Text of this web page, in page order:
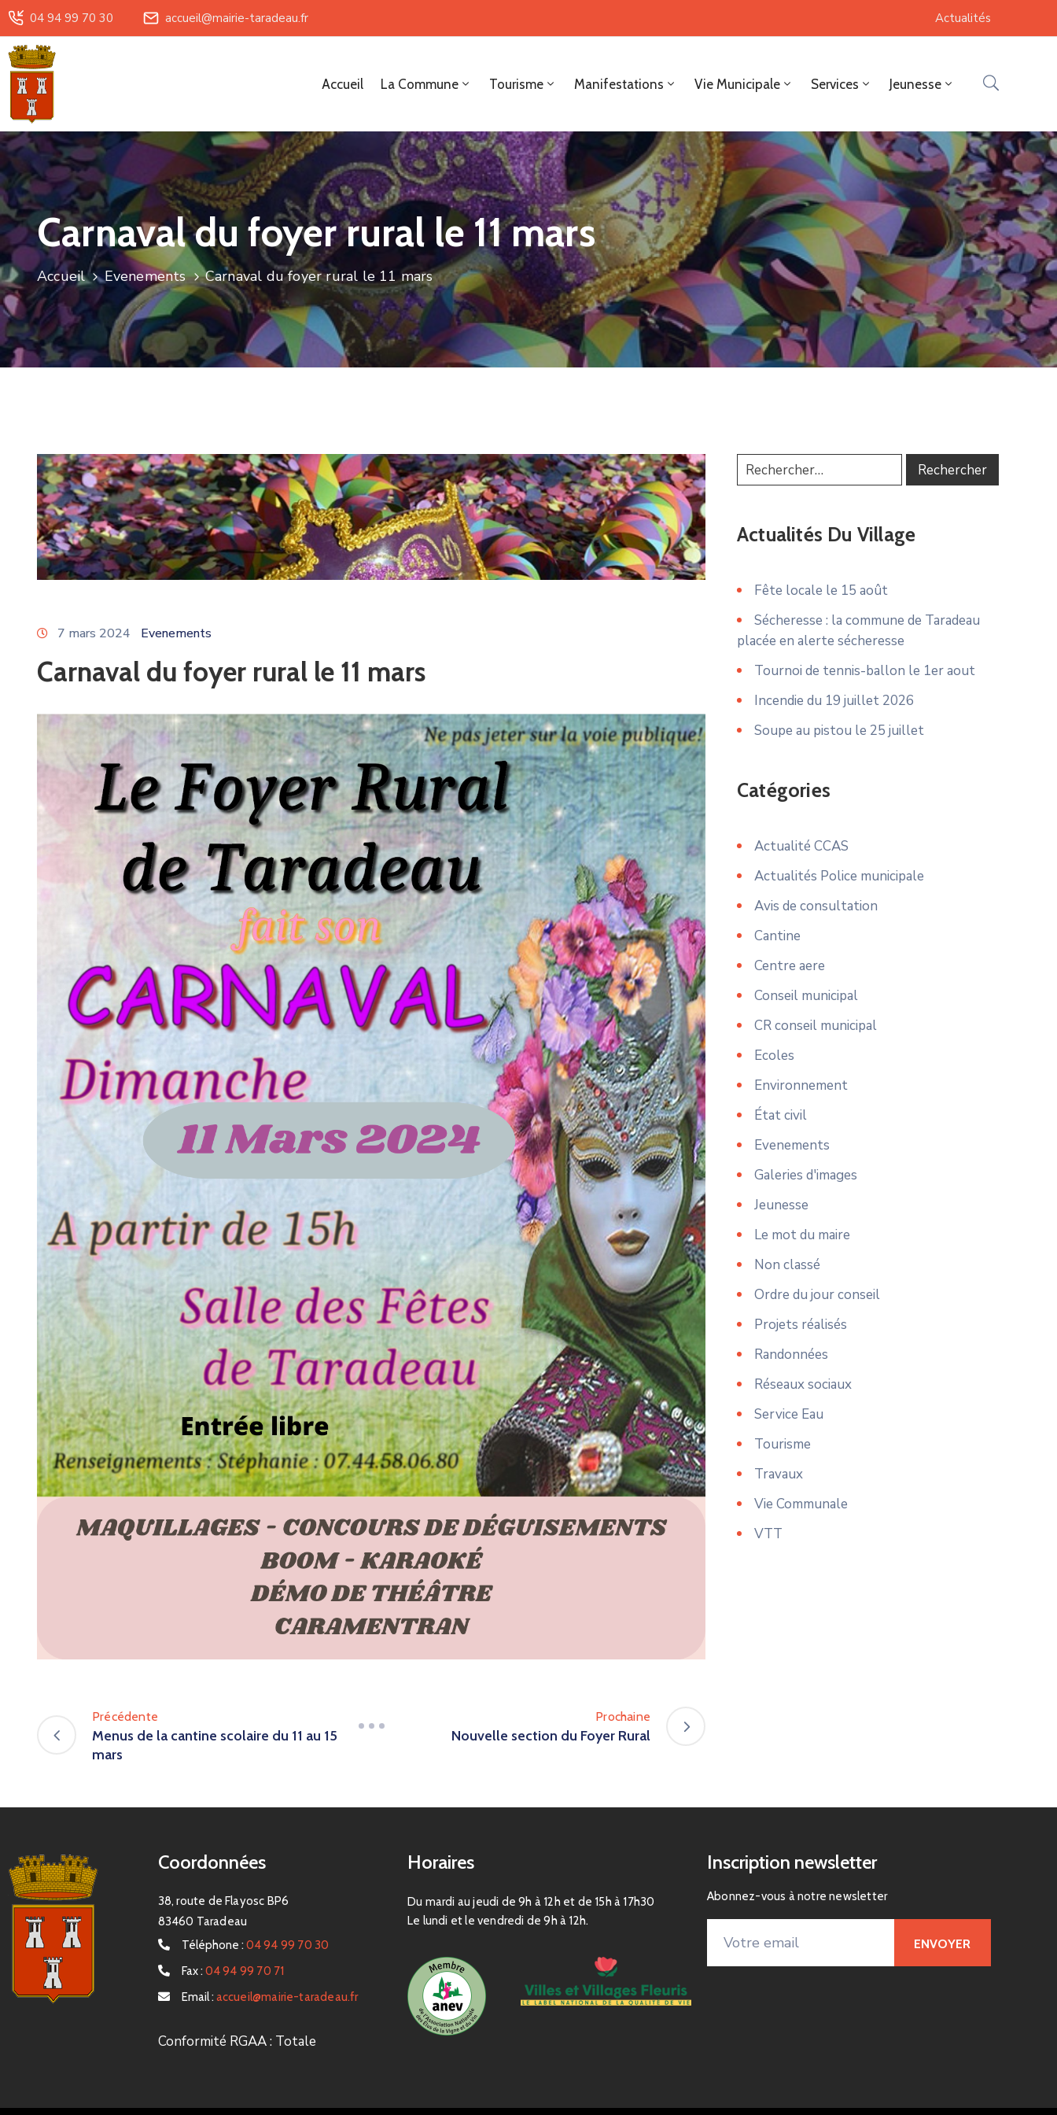
04 94 99 70 30 accueil@mairie-taradeau.fr Actualités
Accueil La Commune Tourisme Manifestations Vie Municipale Services Jeunesse
Carnaval du foyer rural le 11 mars
Accueil Evenements Carnaval du foyer rural le 11 mars
7 mars 2024 Evenements
Carnaval du foyer rural le 11 mars
Précédente
Menus de la cantine scolaire du 11 au 15
mars
Prochaine
Nouvelle section du Foyer Rural
Actualités Du Village
Fête locale le 15 août
Sécheresse : la commune de Taradeau
placée en alerte sécheresse
Tournoi de tennis-ballon le 1er aout
Incendie du 19 juillet 2026
Soupe au pistou le 25 juillet
Catégories
Actualité CCAS
Actualités Police municipale
Avis de consultation
Cantine
Centre aere
Conseil municipal
CR conseil municipal
Ecoles
Environnement
État civil
Evenements
Galeries d'images
Jeunesse
Le mot du maire
Non classé
Ordre du jour conseil
Projets réalisés
Randonnées
Réseaux sociaux
Service Eau
Tourisme
Travaux
Vie Communale
VTT
Coordonnées
38, route de Flayosc BP6
83460 Taradeau
Téléphone : 04 94 99 70 30
Fax : 04 94 99 70 71
Email : accueil@mairie-taradeau.fr
Conformité RGAA : Totale
Horaires
Du mardi au jeudi de 9h à 12h et de 15h à 17h30
Le lundi et le vendredi de 9h à 12h.
Inscription newsletter
Abonnez-vous à notre newsletter